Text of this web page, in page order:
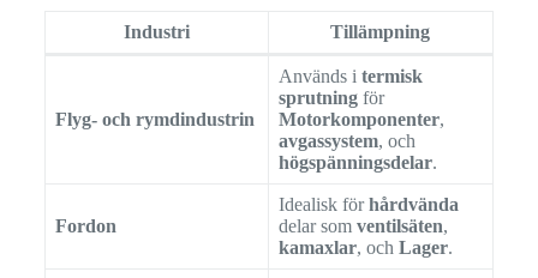
Industri Tillämpning
Flyg- och rymdindustrin
Används i termisk
sprutningför
Motorkomponenter,
avgassystem, och
högspänningsdelar.
Fordon
Idealisk förhårdvända
delar som ventilsäten,
kamaxlar, och Lager.